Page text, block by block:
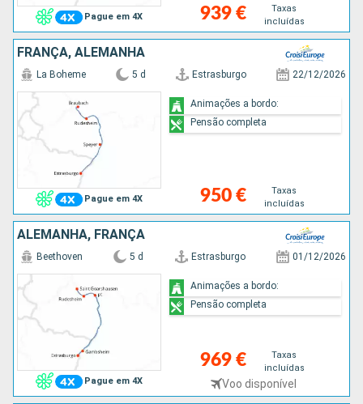
Pague em 4X 939 €
Taxas
incluídas
FRANÇA, ALEMANHA
Pague em 4X
La Boheme 5 d Estrasburgo 22/12/2026
950 €
Taxas
incluídas
Animações a bordo:
Pensão completa
ALEMANHA, FRANÇA
Pague em 4X
Beethoven 5 d Estrasburgo 01/12/2026
969 €
Taxas
incluídas
Voo disponível
Animações a bordo:
Pensão completa